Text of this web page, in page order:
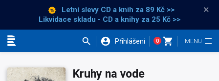
Letní slevy CD a knih za 89 Kč >>
Likvidace skladu - CD a knihy za 25 Kč >>
×
Přihlášení 0
Kruhy na vode